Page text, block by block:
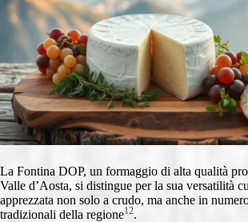
La Fontina DOP, un formaggio di alta qualità
Valle d’Aosta, si distingue per la sua versatilità
apprezzata non solo a crudo, ma anche in
tradizionali della regione12.